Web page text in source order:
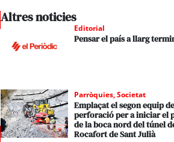
Altres noticies
Editorial
Pensar el país a llarg
Parròquies,Societat
Emplaçat el segon equip
perforació per a iniciar el
de la boca nord del túnel
Rocafort de Sant Julià